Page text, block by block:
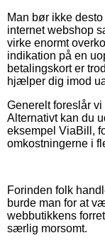
Man bør ikke
internet webshop
virke enormt
indikation på en
betalingskort er
hjælper dig imod
Generelt foreslår
Alternativt kan du
eksempel ViaBill,
omkostningerne i
Forinden folk
burde man for at
webbutikkens
særlig morsomt.